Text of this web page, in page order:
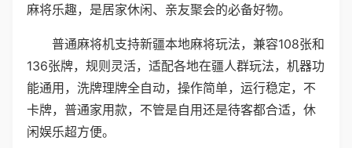
麻将乐趣，是居家休闲、亲友聚会的必备好物。
普通麻将机支持新疆本地麻将玩法，兼容108张和
136张牌，规则灵活，适配各地在疆人群玩法，机器功
能通用，洗牌理牌全自动，操作简单，运行稳定，不
卡牌，普通家用款，不管是自用还是待客都合适，休
闲娱乐超方便。